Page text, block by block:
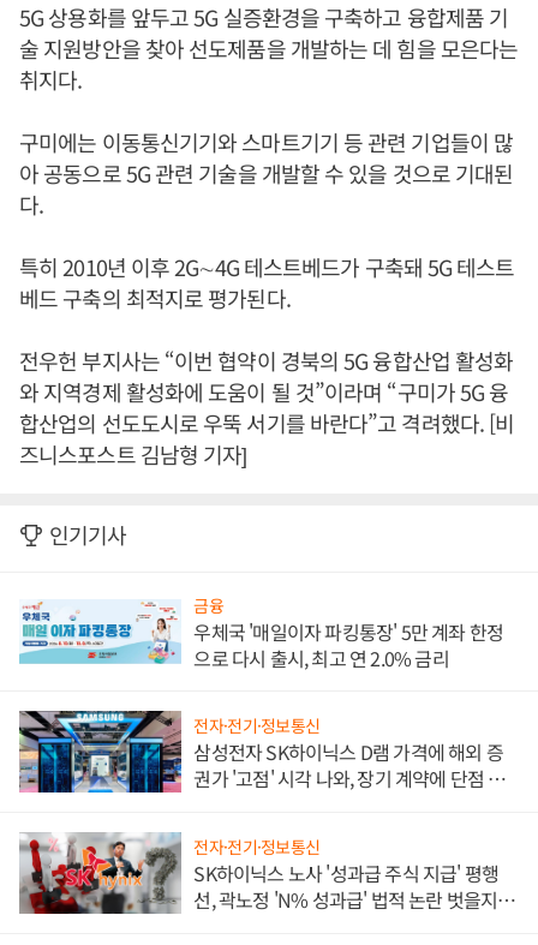
5G 상용화를 앞두고 5G 실증환경을 구축하고 융합제품 기
술 지원방안을 찾아 선도제품을 개발하는 데 힘을 모은다는
취지다.
구미에는 이동통신기기와 스마트기기 등 관련 기업들이 많
아 공동으로 5G 관련 기술을 개발할 수 있을 것으로 기대된
다.
특히 2010년 이후 2G∼4G 테스트베드가 구축돼 5G 테스트
베드 구축의 최적지로 평가된다.
전우헌 부지사는 “이번 협약이 경북의 5G 융합산업 활성화
와 지역경제 활성화에 도움이 될 것”이라며 “구미가 5G 융
합산업의 선도도시로 우뚝 서기를 바란다”고 격려했다. [비
즈니스포스트 김남형 기자]
인기기사
금융
우체국 '매일이자 파킹통장' 5만 계좌 한정
으로 다시 출시, 최고 연 2.0% 금리
전자·전기·정보통신
삼성전자 SK하이닉스 D램 가격에 해외 증
권가 '고점' 시각 나와, 장기 계약에 단점 부
전자·전기·정보통신
SK하이닉스 노사 '성과급 주식 지급' 평행
선, 곽노정 'N% 성과급' 법적 논란 벗을지 주